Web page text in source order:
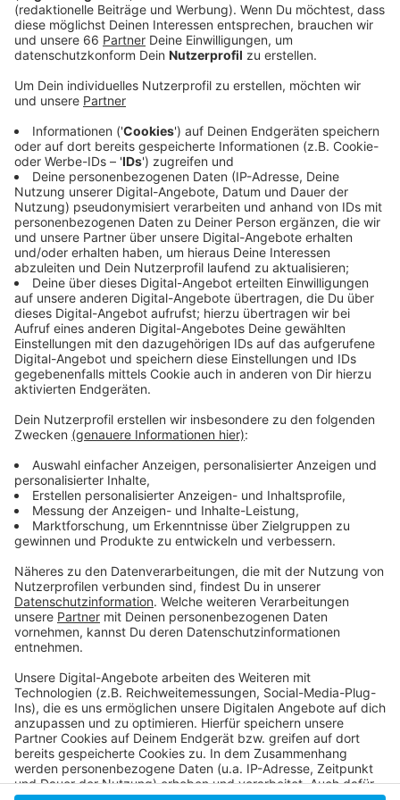
Veränderungen einstellen.
Veröffentlicht:Freitag, 23.06.2023 14:06
Anzeige
Die Züge der S 6 zwischen Essen und Düsseldorf
werden teilweise durch Busse ersetzt. Diese halten an
allen Stationen und fahren weiter bis nach Düsseldorf-
Unterrath, wo Anschluss an die S 1 und S 11 besteht.
Die S 6 fällt zwischen Düsseldorf und Langenfeld
wegen einer weiteren parallel laufenden
Baumaßnahme auch aus.
Anzeige
Weitere Infos und Links zum Thema:
Anzeige
Informationen der Bahn zu Baustellen im S-
Bahnverkehr
Gleisbauarbeiten in den Sommerferien
Rheinbahn fährt nach Ferienfahrplan
Anzeige
Anzeige